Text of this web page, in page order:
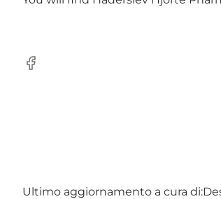
Facebook
Ultimo aggiornamento a cura di: